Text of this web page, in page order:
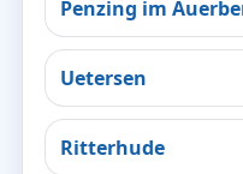
Penzing im
Uetersen
Ritterhude